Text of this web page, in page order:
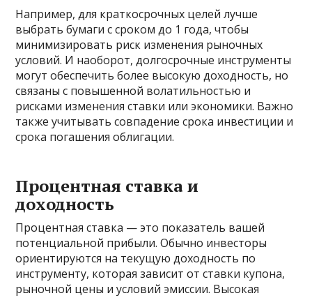
Например, для краткосрочных целей лучше
выбрать бумаги с сроком до 1 года, чтобы
минимизировать риск изменения рыночных
условий. И наоборот, долгосрочные инструменты
могут обеспечить более высокую доходность, но
связаны с повышенной волатильностью и
рисками изменения ставки или экономики. Важно
также учитывать совпадение срока инвестиции и
срока погашения облигации.
Процентная ставка и
доходность
Процентная ставка — это показатель вашей
потенциальной прибыли. Обычно инвесторы
ориентируются на текущую доходность по
инструменту, которая зависит от ставки купона,
рыночной цены и условий эмиссии. Высокая